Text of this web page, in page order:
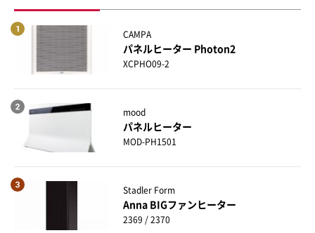
CAMPA
パネルヒーター Photon2
XCPHO09-2
mood
パネルヒーター
MOD-PH1501
Stadler Form
Anna BIGファンヒーター
2369 / 2370